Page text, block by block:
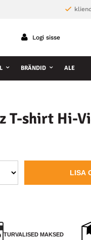
Logi sisse
BRÄNDID ALE
T-shirt Hi-
LISA
TURVALISED MAKSED